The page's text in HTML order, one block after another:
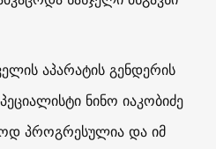
აპარატის გენდერის
ნინო იაკობიძე
პროგრესულია და იმ